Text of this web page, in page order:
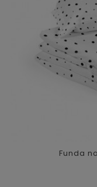
Funda